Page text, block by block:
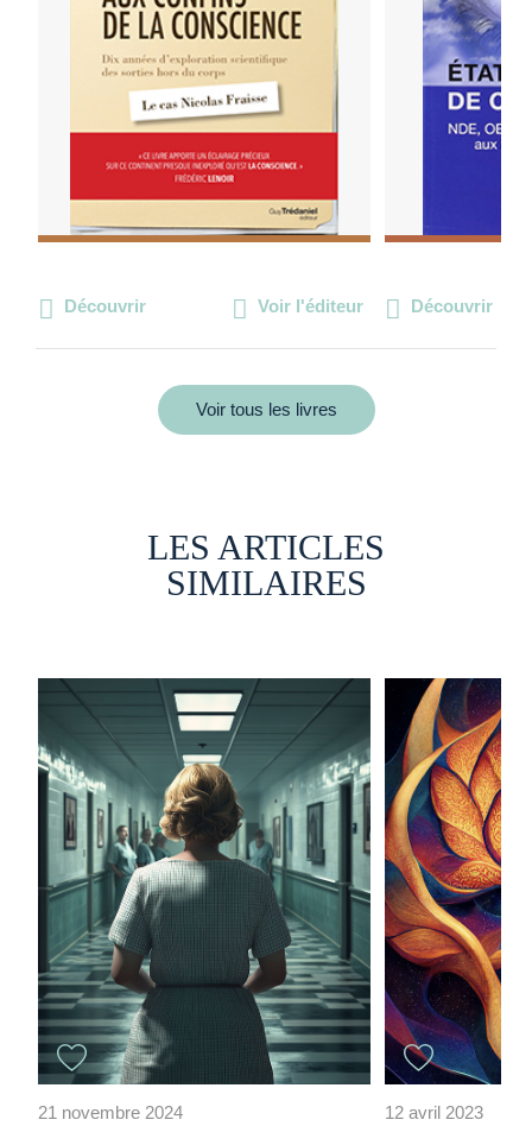
Découvrir Voir l'éditeur Découvrir
Voir tous les livres
LES ARTICLES
SIMILAIRES
21 novembre 2024 12 avril 2023